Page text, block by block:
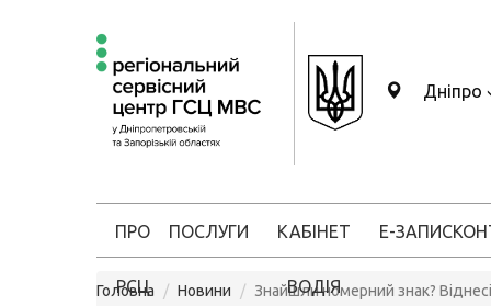
Дніпро
ПРО
РСЦ
ПОСЛУГИ КАБІНЕТ
ВОДІЯ
Е-ЗАПИС
Головна Новини Знайшли номерний знак?